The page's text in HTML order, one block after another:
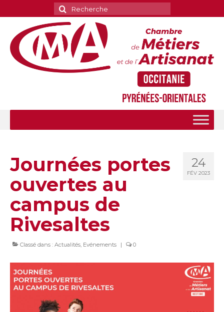
Rechercher
:
24
FÉV 2023
Journées portes
ouvertes au
campus de
Rivesaltes
Classé dans : Actualités, Evénements | 0